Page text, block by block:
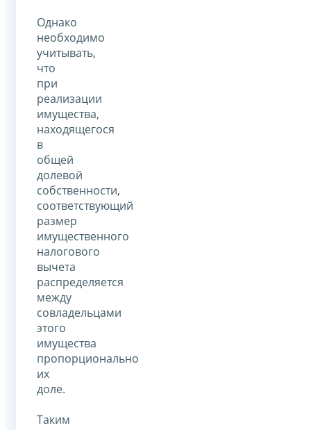
Однако
необходимо
учитывать,
что
при
реализации
имущества,
находящегося
в
общей
долевой
собственности,
соответствующий
размер
имущественного
налогового
вычета
распределяется
между
совладельцами
этого
имущества
пропорционально
их
доле.
Таким